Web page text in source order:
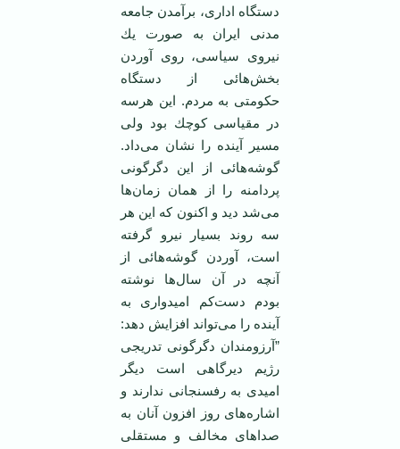
دستگاه اداری، برآمدن جامعه
مدنی ‏ایران به صورت یك
نیروی سیاسی، روی آوردن
بخش‌هائی از دستگاه
حكومتی به مردم. این هرسه
در ‏مقیاسی كوچك بود ولی
مسیر آینده را نشان می‌داد.
گوشه‌هائی از این دگرگونی
پردامنه را از همان زمان‌ها
‏می‌شد دید و اكنون كه این هر
سه روند بسیار نیرو گرفته
است، آوردن گوشه‌هائی از
آنچه در آن سال‌ها نوشته
بودم دست‌كم ‏امیدواری به
آینده را می‌تواند افزایش دهد:‏
”آرزومندان دگرگونی تدریجی
رژیم دیرگاهی است دیگر
امیدی به رفسنجانی ندارند و
اشاره‌های روز ‏افزون آنان به
صداهای مخالف و مستقلی